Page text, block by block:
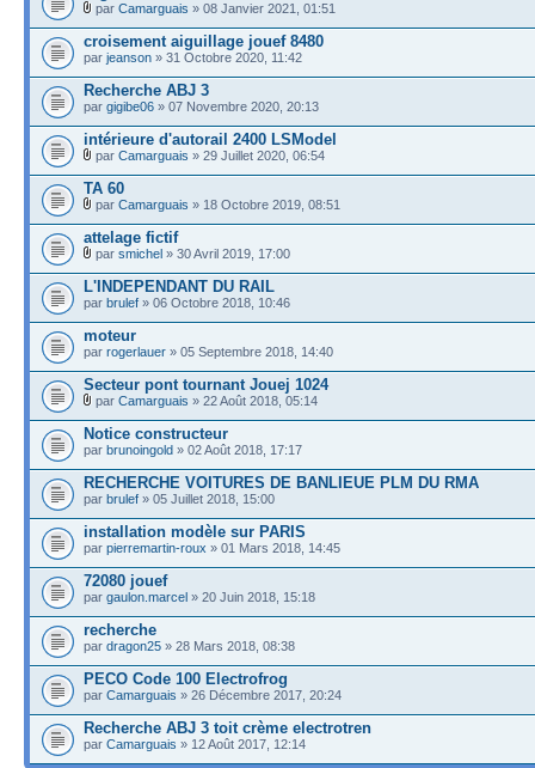
par Camarguais » 08 Janvier 2021, 01:51
croisement aiguillage jouef 8480
par jeanson » 31 Octobre 2020, 11:42
Recherche ABJ 3
par gigibe06 » 07 Novembre 2020, 20:13
intérieure d'autorail 2400 LSModel
par Camarguais » 29 Juillet 2020, 06:54
TA 60
par Camarguais » 18 Octobre 2019, 08:51
attelage fictif
par smichel » 30 Avril 2019, 17:00
L'INDEPENDANT DU RAIL
par brulef » 06 Octobre 2018, 10:46
moteur
par rogerlauer » 05 Septembre 2018, 14:40
Secteur pont tournant Jouej 1024
par Camarguais » 22 Août 2018, 05:14
Notice constructeur
par brunoingold » 02 Août 2018, 17:17
RECHERCHE VOITURES DE BANLIEUE PLM DU RMA
par brulef » 05 Juillet 2018, 15:00
installation modèle sur PARIS
par pierremartin-roux » 01 Mars 2018, 14:45
72080 jouef
par gaulon.marcel » 20 Juin 2018, 15:18
recherche
par dragon25 » 28 Mars 2018, 08:38
PECO Code 100 Electrofrog
par Camarguais » 26 Décembre 2017, 20:24
Recherche ABJ 3 toit crème electrotren
par Camarguais » 12 Août 2017, 12:14